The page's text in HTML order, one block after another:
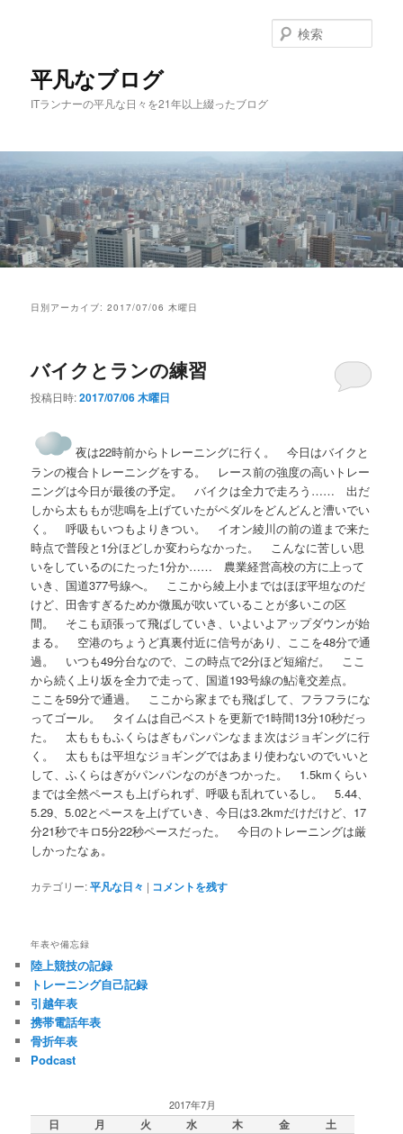
移
動
動
平凡なブログ
ITランナーの平凡な日々を21年以上綴ったブログ
索
日別アーカイブ:2017/07/06 木曜日
バイクとランの練習
投稿日時:2017/07/06 木曜日
夜は22時前からトレーニングに行く。 今日はバイクと
ランの複合トレーニングをする。 レース前の強度の高いトレー
ニングは今日が最後の予定。 バイクは全力で走ろう…… 出だ
しから太ももが悲鳴を上げていたがペダルをどんどんと漕いでい
く。 呼吸もいつもよりきつい。 イオン綾川の前の道まで来た
時点で普段と1分ほどしか変わらなかった。 こんなに苦しい思
いをしているのにたった1分か…… 農業経営高校の方に上って
いき、国道377号線へ。 ここから綾上小まではほぼ平坦なのだ
けど、田舎すぎるためか微風が吹いていることが多いこの区
間。 そこも頑張って飛ばしていき、いよいよアップダウンが始
まる。 空港のちょうど真裏付近に信号があり、ここを48分で通
過。 いつも49分台なので、この時点で2分ほど短縮だ。 ここ
から続く上り坂を全力で走って、国道193号線の鮎滝交差点。
ここを59分で通過。 ここから家までも飛ばして、フラフラにな
ってゴール。 タイムは自己ベストを更新で1時間13分10秒だっ
た。 太もももふくらはぎもパンパンなまま次はジョギングに行
く。 太ももは平坦なジョギングではあまり使わないのでいいと
して、ふくらはぎがパンパンなのがきつかった。 1.5kmくらい
までは全然ペースも上げられず、呼吸も乱れているし。 5.44、
5.29、5.02とペースを上げていき、今日は3.2kmだけだけど、17
分21秒でキロ5分22秒ペースだった。 今日のトレーニングは厳
しかったなぁ。
カテゴリー:平凡な日々 | コメントを残す
年表や備忘録
陸上競技の記録
トレーニング自己記録
引越年表
携帯電話年表
骨折年表
Podcast
2017年7月
日 月 火 水 木 金
土